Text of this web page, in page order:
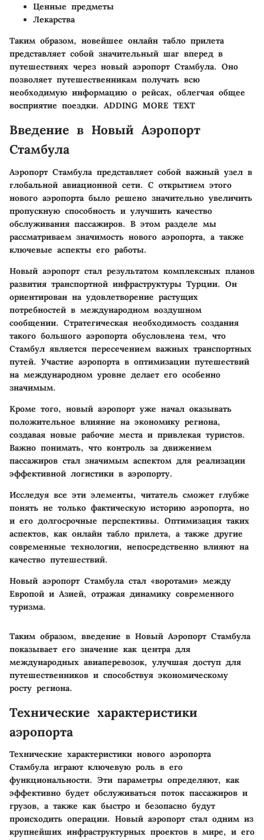
Ценные предметы
Лекарства
Таким образом, новейшее онлайн табло прилета
представляет собой значительный шаг вперед в
путешествиях через новый аэропорт Стамбула. Оно
позволяет путешественникам получать всю
необходимую информацию о рейсах, облегчая общее
восприятие поездки. ADDING MORE TEXT
Введение в Новый Аэропорт
Стамбула
Аэропорт Стамбула представляет собой важный узел в
глобальной авиационной сети. С открытием этого
нового аэропорта было решено значительно увеличить
пропускную способность и улучшить качество
обслуживания пассажиров. В этом разделе мы
рассматриваем значимость нового аэропорта, а также
ключевые аспекты его работы.
Новый аэропорт стал результатом комплексных планов
развития транспортной инфраструктуры Турции. Он
ориентирован на удовлетворение растущих
потребностей в международном воздушном
сообщении. Стратегическая необходимость создания
такого большого аэропорта обусловлена тем, что
Стамбул является пересечением важных транспортных
путей. Участие аэропорта в оптимизации путешествий
на международном уровне делает его особенно
значимым.
Кроме того, новый аэропорт уже начал оказывать
положительное влияние на экономику региона,
создавая новые рабочие места и привлекая туристов.
Важно понимать, что контроль за движением
пассажиров стал значимым аспектом для реализации
эффективной логистики в аэропорту.
Исследуя все эти элементы, читатель сможет глубже
понять не только фактическую историю аэропорта, но
и его долгосрочные перспективы. Оптимизация таких
аспектов, как онлайн табло прилета, а также другие
современные технологии, непосредственно влияют на
качество путешествий.
Новый аэропорт Стамбула стал «воротами» между
Европой и Азией, отражая динамику современного
туризма.
Таким образом, введение в Новый Аэропорт Стамбула
показывает его значение как центра для
международных авиаперевозок, улучшая доступ для
путешественников и способствуя экономическому
росту региона.
Технические характеристики
аэропорта
Технические характеристики нового аэропорта
Стамбула играют ключевую роль в его
функциональности. Эти параметры определяют, как
эффективно будет обслуживаться поток пассажиров и
грузов, а также как быстро и безопасно будут
происходить операции. Новый аэропорт стал одним из
крупнейших инфраструктурных проектов в мире, и его